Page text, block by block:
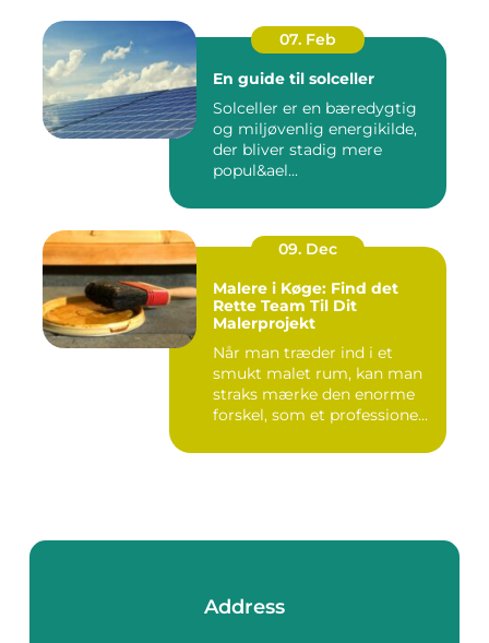
07. Feb
En guide til solceller
Solceller er en bæredygtig
og miljøvenlig energikilde,
der bliver stadig mere
popul&ael...
09. Dec
Malere i Køge: Find det
Rette Team Til Dit
Malerprojekt
Når man træder ind i et
smukt malet rum, kan man
straks mærke den enorme
forskel, som et professione...
Address